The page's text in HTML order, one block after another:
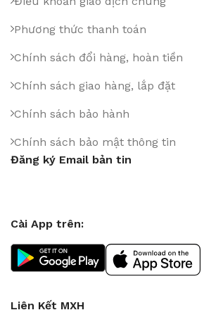
Phương thức thanh toán
Chính sách đổi hàng, hoàn tiền
Chính sách giao hàng, lắp đặt
Chính sách bảo hành
Chính sách bảo mật thông tin
Đăng ký Email bản tin
Cài App trên:
Liên Kết MXH